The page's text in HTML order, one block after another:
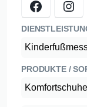
PRODUKTE /
Komfortschuhe